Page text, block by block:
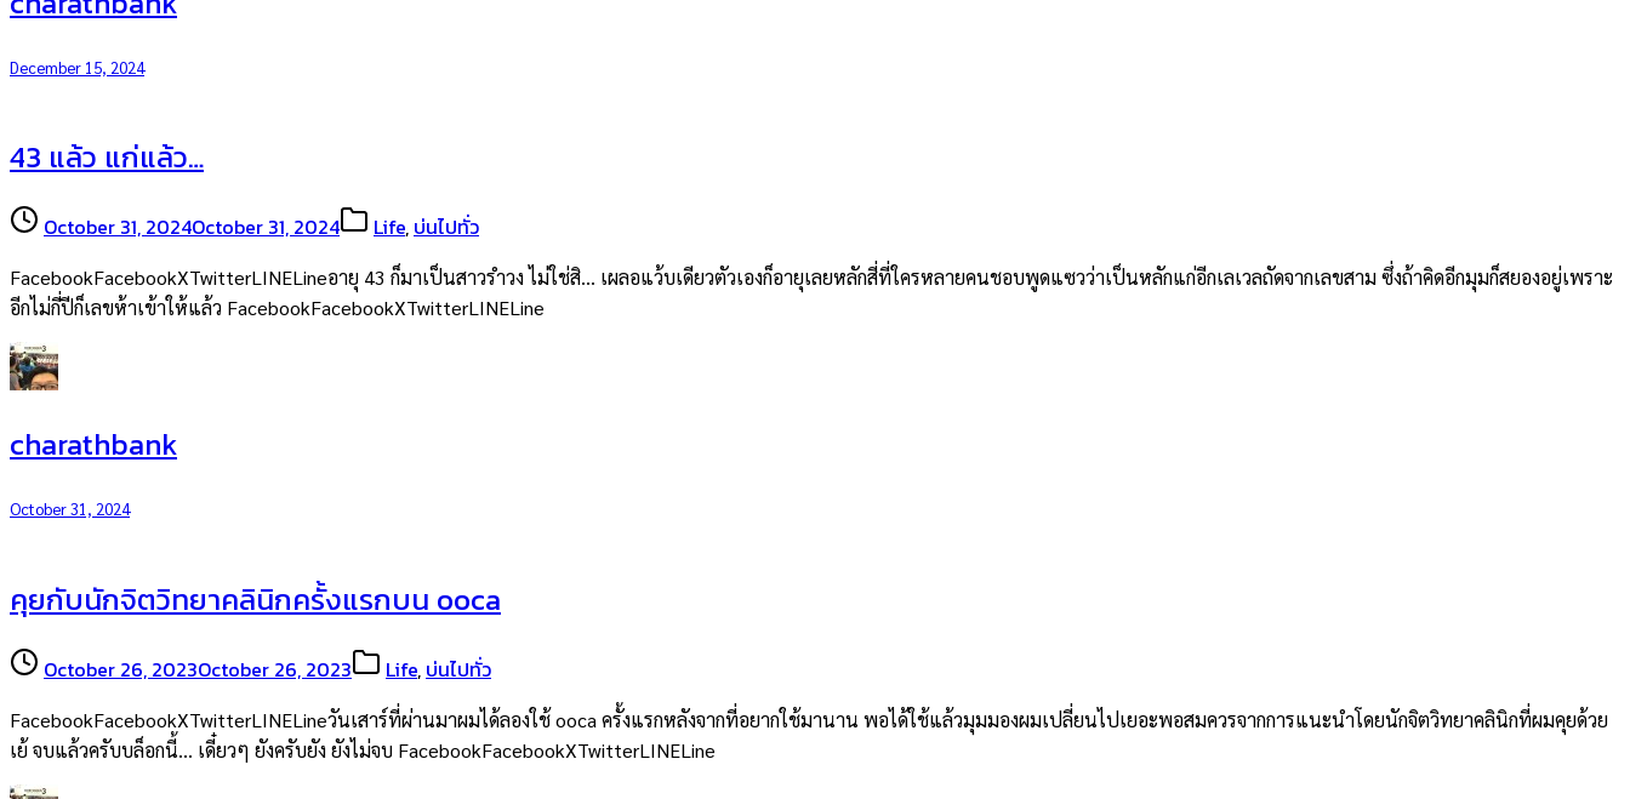
December 15, 2024
43 แล้ว แก่แล้ว…
October 31, 2024October 31, 2024 Life, บ่นไปทั่ว
FacebookFacebookXTwitterLINELineอายุ 43 ก็มาเป็นสาวรำวง ไม่ใช่สิ… เผลอแว้บเดียวตัวเองก็อายุเลยหลักสี่ที่ใครหลายคนชอบพูดแซวว่าเป็นหลักแก่อีกเลเวลถัดจากเลขสาม ซึ่งถ้าคิดอีกมุมก็สยองอยู่เพราะ
อีกไม่กี่ปีก็เลขห้าเข้าให้แล้ว FacebookFacebookXTwitterLINELine
charathbank
October 31, 2024
คุยกับนักจิตวิทยาคลินิกครั้งแรกบน ooca
October 26, 2023October 26, 2023 Life, บ่นไปทั่ว
FacebookFacebookXTwitterLINELineวันเสาร์ที่ผ่านมาผมได้ลองใช้ ooca ครั้งแรกหลังจากที่อยากใช้มานาน พอได้ใช้แล้วมุมมองผมเปลี่ยนไปเยอะพอสมควรจากการแนะนำโดยนักจิตวิทยาคลินิกที่ผมคุยด้วย
เย้ จบแล้วครับบล็อกนี้… เดี๋ยวๆ ยังครับยัง ยังไม่จบ FacebookFacebookXTwitterLINELine